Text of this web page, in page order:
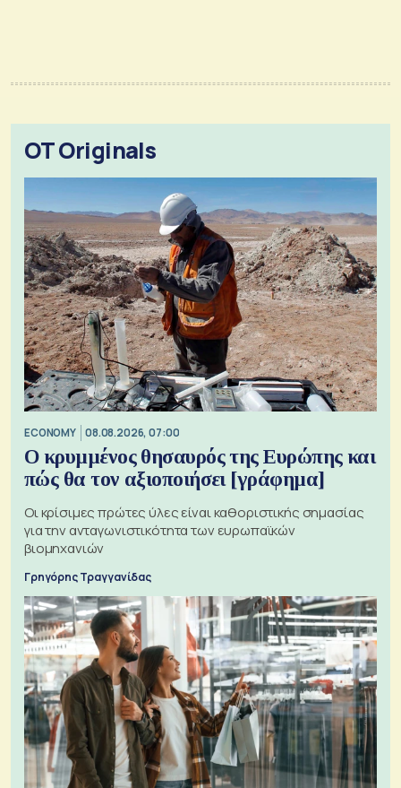
OT Originals
ECONOMY 08.08.2026, 07:00
Ο κρυμμένος θησαυρός της Ευρώπης και
πώς θα τον αξιοποιήσει [γράφημα]
Οι κρίσιμες πρώτες ύλες είναι καθοριστικής σημασίας
για την ανταγωνιστικότητα των ευρωπαϊκών
βιομηχανιών
Γρηγόρης Τραγγανίδας